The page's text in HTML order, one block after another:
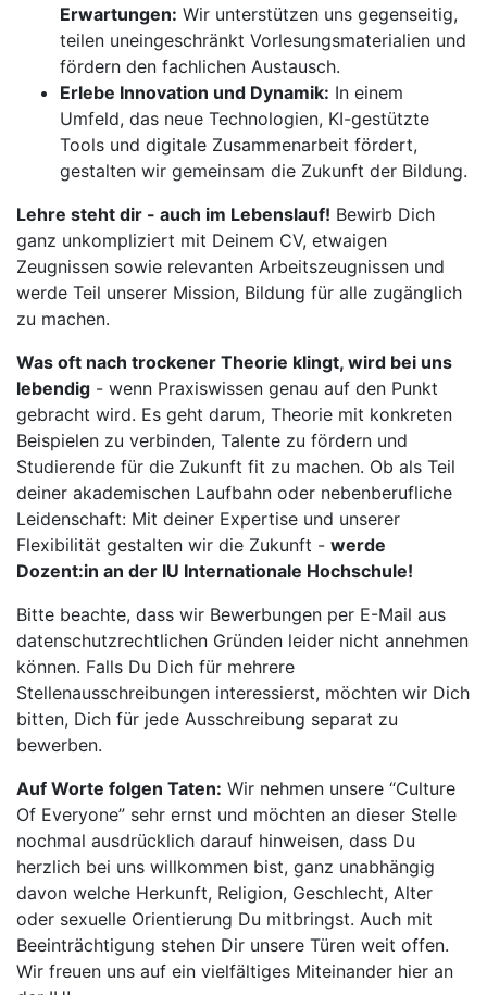
Erwartungen: Wir unterstützen uns gegenseitig,
teilen uneingeschränkt Vorlesungsmaterialien und
fördern den fachlichen Austausch.
Erlebe Innovation und Dynamik: In einem
Umfeld, das neue Technologien, KI-gestützte
Tools und digitale Zusammenarbeit fördert,
gestalten wir gemeinsam die Zukunft der Bildung.
Lehre steht dir - auch im Lebenslauf! Bewirb Dich
ganz unkompliziert mit Deinem CV, etwaigen
Zeugnissen sowie relevanten Arbeitszeugnissen und
werde Teil unserer Mission, Bildung für alle zugänglich
zu machen.
Was oft nach trockener Theorie klingt, wird bei uns
lebendig - wenn Praxiswissen genau auf den Punkt
gebracht wird. Es geht darum, Theorie mit konkreten
Beispielen zu verbinden, Talente zu fördern und
Studierende für die Zukunft fit zu machen. Ob als Teil
deiner akademischen Laufbahn oder nebenberufliche
Leidenschaft: Mit deiner Expertise und unserer
Flexibilität gestalten wir die Zukunft - werde
Dozent:in an der IU Internationale Hochschule!
Bitte beachte, dass wir Bewerbungen per E-Mail aus
datenschutzrechtlichen Gründen leider nicht annehmen
können. Falls Du Dich für mehrere
Stellenausschreibungen interessierst, möchten wir Dich
bitten, Dich für jede Ausschreibung separat zu
bewerben.
Auf Worte folgen Taten: Wir nehmen unsere “Culture
Of Everyone” sehr ernst und möchten an dieser Stelle
nochmal ausdrücklich darauf hinweisen, dass Du
herzlich bei uns willkommen bist, ganz unabhängig
davon welche Herkunft, Religion, Geschlecht, Alter
oder sexuelle Orientierung Du mitbringst. Auch mit
Beeinträchtigung stehen Dir unsere Türen weit offen.
Wir freuen uns auf ein vielfältiges Miteinander hier an